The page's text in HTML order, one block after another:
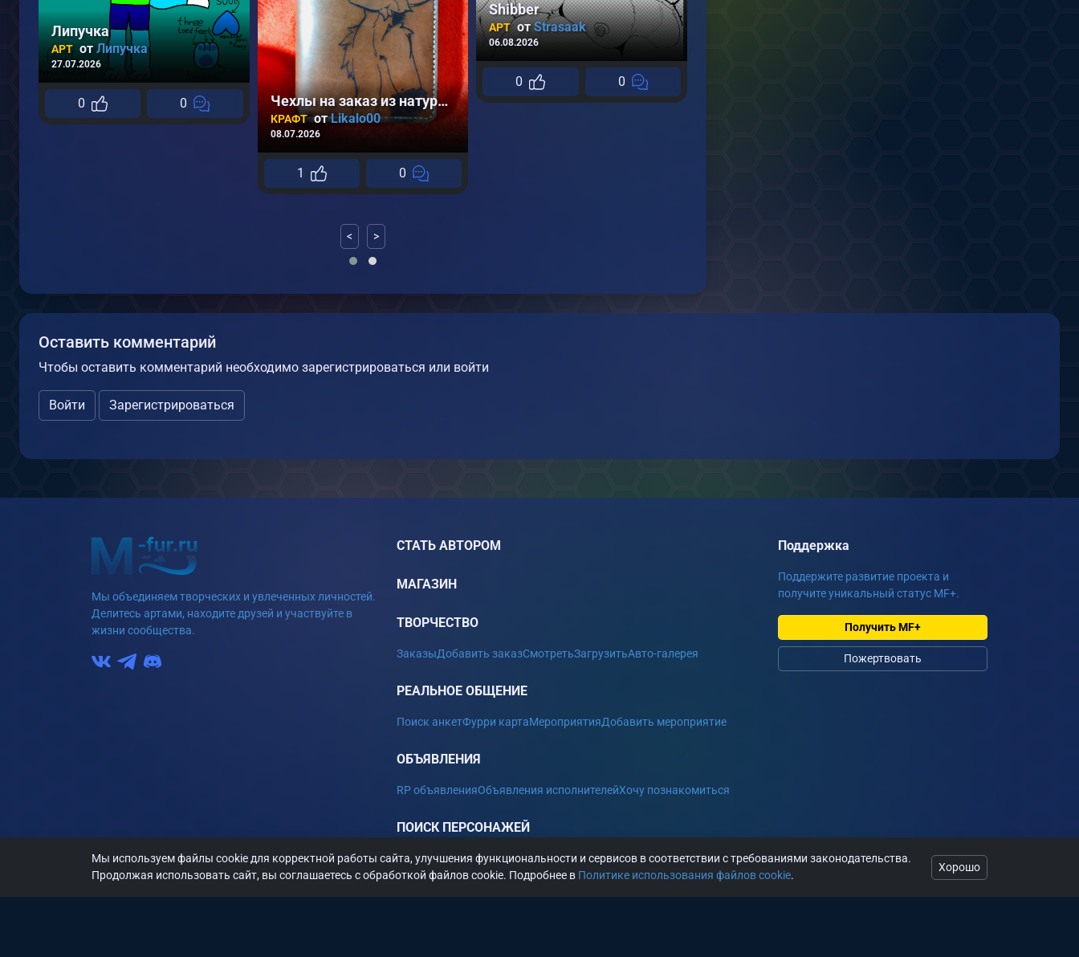
Липучка
АРТ от Липучка
27.07.2026
0 0 Чехлы на заказ из натуральной кожи
КРАФТ отLikalo00
08.07.2026
1 0
Shibber
АРТ отStrasaak
06.08.2026
0 0
< >
Оставить комментарий
Чтобы оставить комментарий необходимо зарегистрироваться или войти
Войти Зарегистрироваться
Мы объединяем творческих и увлеченных личностей.
Делитесь артами, находите друзей и участвуйте в
жизни сообщества.
СТАТЬ АВТОРОМ
МАГАЗИН
ТВОРЧЕСТВО
ЗаказыДобавить заказСмотретьЗагрузитьАвто-галерея
РЕАЛЬНОЕ ОБЩЕНИЕ
Поиск анкетФурри картаМероприятияДобавить мероприятие
ОБЪЯВЛЕНИЯ
RP объявленияОбъявления исполнителейХочу познакомиться
ПОИСК ПЕРСОНАЖЕЙ
САЙТ
СтатьиВакансииНовости сайтаАдминистрация
Поддержка
Поддержите развитие проекта и
получите уникальный статус MF+.
Получить MF+
Пожертвовать
Мы используем файлы cookie для корректной работы сайта, улучшения функциональности и сервисов в соответствии с требованиями законодательства.
Продолжая использовать сайт, вы соглашаетесь с обработкой файлов cookie. Подробнее в Политике использования файлов cookie.
Хорошо